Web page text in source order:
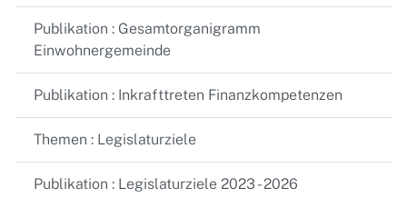
Publikation : Gesamtorganigramm
Einwohnergemeinde
Publikation : Inkrafttreten Finanzkompetenzen
Themen : Legislaturziele
Publikation : Legislaturziele 2023 - 2026